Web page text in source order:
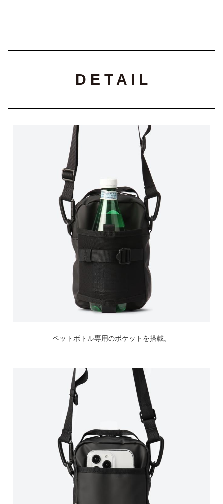
D E T A I L
ペットボトル専用のポケットを搭載。